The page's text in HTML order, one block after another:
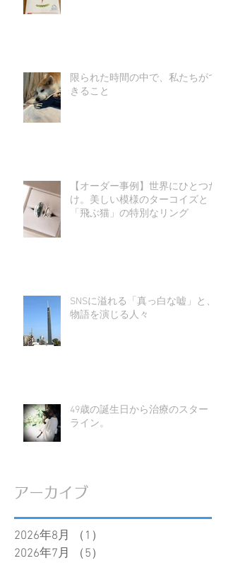
限られた時間の中で、私たちがで
きること
【オーダー事例】世界にひとつだ
け。美しい模様のターコイズと
「飛ぶ猫」の特別なリング
SNSに溢れる「真っ白な嘘」と、
物語を演じる人々
49歳の誕生日から治療のスタート
ライン。
アーカイブ
2026年8月 （1）
2026年7月
（5）